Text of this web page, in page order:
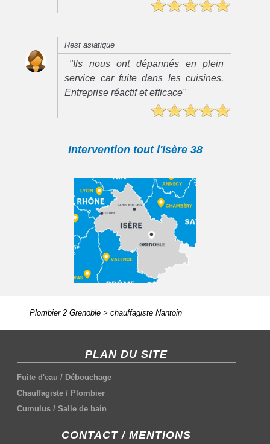
Rest asiatique
"Ils nous ont dépannés en plein
service car fuite dans les cuisines.
Entreprise réactif et efficace"
Intervention tout l'Isère 38
Plombier 2 Grenoble> chauffagiste Nantoin
PLAN DU SITE
Fuite d'eau / Débouchage
Chauffagiste / Plombier
Cumulus /Salle de bain
CONTACT / MENTIONS